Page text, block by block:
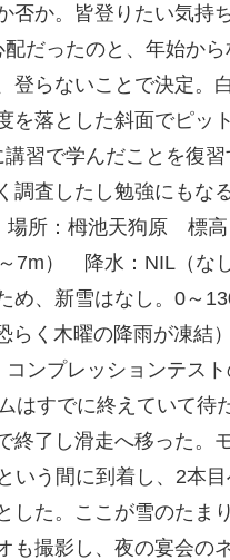
否か。皆登りたい気持
だったのと、年始か
登らないことで決定。
を落とした斜面でピッ
習で学んだことを復
調査したし勉強にもな
所：栂池天狗原 標
7m） 降水：NIL（な
め、新雪はなし。0～
く木曜の降雨が凍結
コンプレッションテス
はすでに終えていて
終了し滑走へ移った。
いう間に到着し、2本
した。ここが雪のたま
も撮影し、夜の宴会の